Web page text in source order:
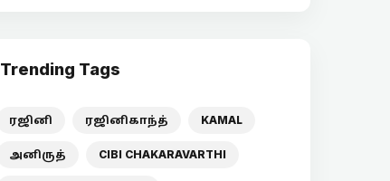
Trending Tags
ரஜினி ரஜினிகாந்த் KAMAL
அனிருத் CIBI CHAKARAVARTHI